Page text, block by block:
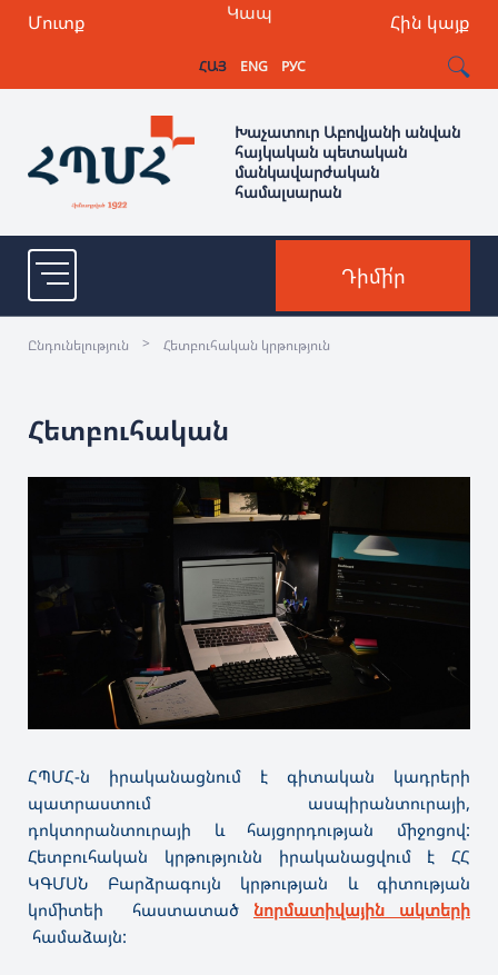
Մուտք Հին կայք
Կապ
ՀԱՅ ENG РУС
Խաչատուր Աբովյանի անվան
հայկական պետական
մանկավարժական
համալսարան
Դիմի՛ր
Ընդունելություն > Հետբուհական կրթություն
Հետբուհական
ՀՊՄՀ-ն իրականացնում է գիտական կադրերի
պատրաստում ասպիրանտուրայի,
դոկտորանտուրայի և հայցորդության միջոցով:
Հետբուհական կրթությունն իրականացվում է ՀՀ
ԿԳՄՍՆ Բարձրագույն կրթության և գիտության
կոմիտեի հաստատած նորմատիվային ակտերի
համաձայն: